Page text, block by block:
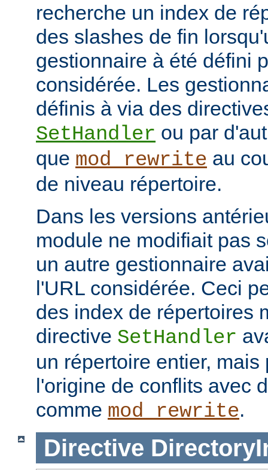
recherche un index de
des slashes de fin
gestionnaire à été défini
considérée. Les
définis à via des
SetHandler ou par
que mod_rewrite au
de niveau répertoire.
Dans les versions
module ne modifiait pas
un autre gestionnaire
l'URL considérée. Ceci
des index de répertoires
directive SetHandler
un répertoire entier,
l'origine de conflits avec
comme mod_rewrite.
Directive